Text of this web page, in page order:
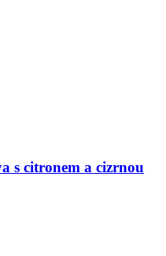
s citronem a cizrnou